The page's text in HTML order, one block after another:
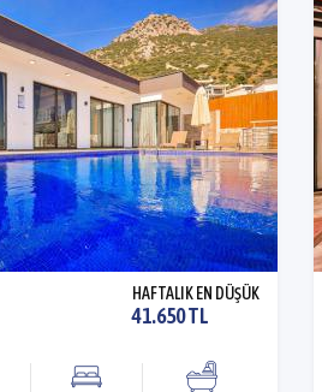
HAFTALIK EN DÜŞÜK
41.650 TL